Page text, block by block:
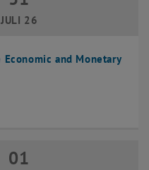
and Monetary
JULI 26
2026 bis 01 August 2026
01